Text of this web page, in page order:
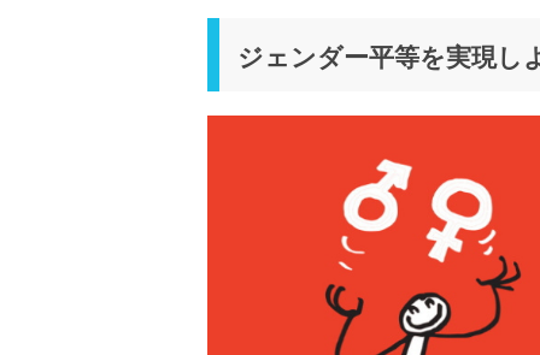
ジェンダー平等を実現し